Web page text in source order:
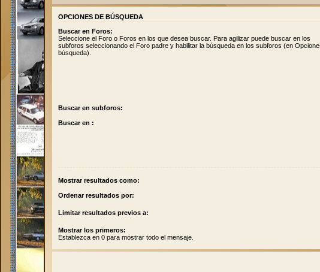
OPCIONES DE BÚSQUEDA
Buscar en Foros:
Seleccione el Foro o Foros en los que desea buscar. Para agilizar puede buscar en los
subforos seleccionando el Foro padre y habilitar la búsqueda en los subforos (en
búsqueda).
Buscar en subforos:
Buscar en :
Mostrar resultados como:
Ordenar resultados por:
Limitar resultados previos a:
Mostrar los primeros:
Establezca en 0 para mostrar todo el mensaje.